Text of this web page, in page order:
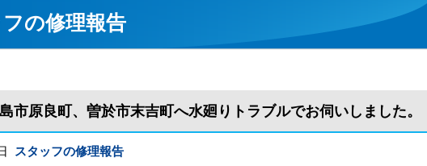
の修理報告
市原良町、曽於市末吉町へ水廻りトラブルでお伺いしました。
スタッフの修理報告